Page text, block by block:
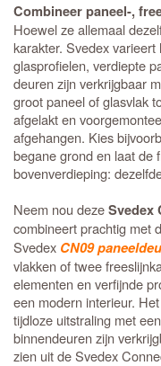
Combineer paneel-,
Hoewel ze allemaal
karakter. Svedex
glasprofielen, verdiepte
deuren zijn verkrijgbaar
groot paneel of glasvlak
afgelakt en
afgehangen. Kies
begane grond en laat de
bovenverdieping:
Neem nou dezeSvedex
combineert prachtig met
Svedex CN09
vlakken of twee
elementen en verfijnde
een modern interieur.
tijdloze uitstraling met
binnendeuren zijn
zien uit de Svedex